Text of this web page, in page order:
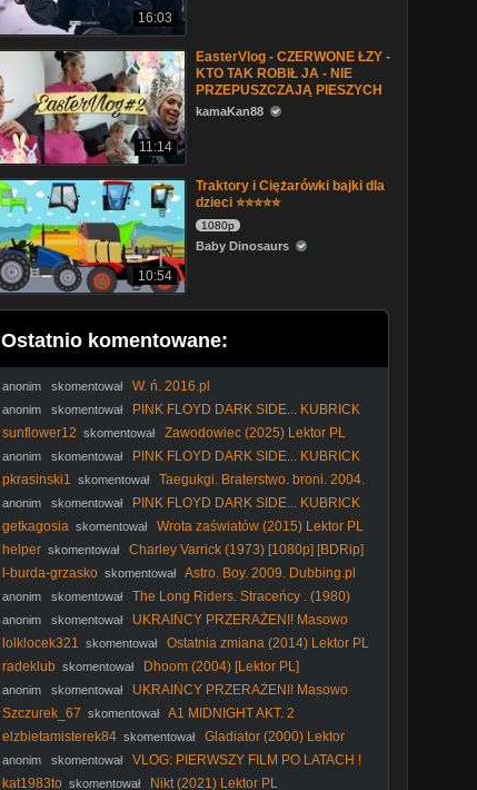
16:03
11:14
EasterVlog - CZERWONE ŁZY -
KTO TAK ROBIŁ JA - NIE
PRZEPUSZCZAJĄ PIESZYCH
kamaKan88
10:54
Traktory i Ciężarówki bajki dla
dzieci ⭐⭐⭐⭐⭐
1080p
Baby Dinosaurs
Ostatnio komentowane:
anonim skomentował W. ń. 2016.pl
anonim skomentował
PINK FLOYD DARK SIDE... KUBRICK
ODYSSEY ARTEMIS II PŁASKA ZIEMIA FLAT EARTH NASA
sunflower12 skomentował Zawodowiec (2025) Lektor PL
anonim skomentował
PINK FLOYD DARK SIDE... KUBRICK
ODYSSEY ARTEMIS II PŁASKA ZIEMIA FLAT EARTH NASA
DRUGS FOR GOIM
pkrasinski1 skomentował
Taegukgi. Braterstwo. broni. 2004.
Lektor.pl
anonim skomentował
PINK FLOYD DARK SIDE... KUBRICK
ODYSSEY ARTEMIS II PŁASKA ZIEMIA FLAT EARTH NASA
DRUGS FOR GOIM
getkagosia skomentował
Wrota zaświatów (2015) Lektor PL
helper skomentował
Charley Varrick (1973) [1080p] [BDRip]
[REMASTERED]
l-burda-grzasko skomentował Astro. Boy. 2009. Dubbing.pl
anonim skomentował
The Long Riders. Straceńcy . (1980)
lektor
anonim skomentował
UKRAIŃCY PRZERAŻENI! Masowo
PAKUJĄ WALIZKI i Uciekają z Polski [ NAGRANIA ]
lolklocek321 skomentował
Ostatnia zmiana (2014) Lektor PL
radeklub skomentował Dhoom (2004) [Lektor PL]
anonim skomentował
UKRAIŃCY PRZERAŻENI! Masowo
PAKUJĄ WALIZKI i Uciekają z Polski [ NAGRANIA ]
Szczurek_67 skomentował A1 MIDNIGHT AKT. 2
(CzarnyWróbel)
elzbietamisterek84 skomentował
Gladiator (2000) Lektor
FHD
anonim skomentował
VLOG: PIERWSZY FILM PO LATACH !
kat1983to skomentował Nikt (2021) Lektor PL